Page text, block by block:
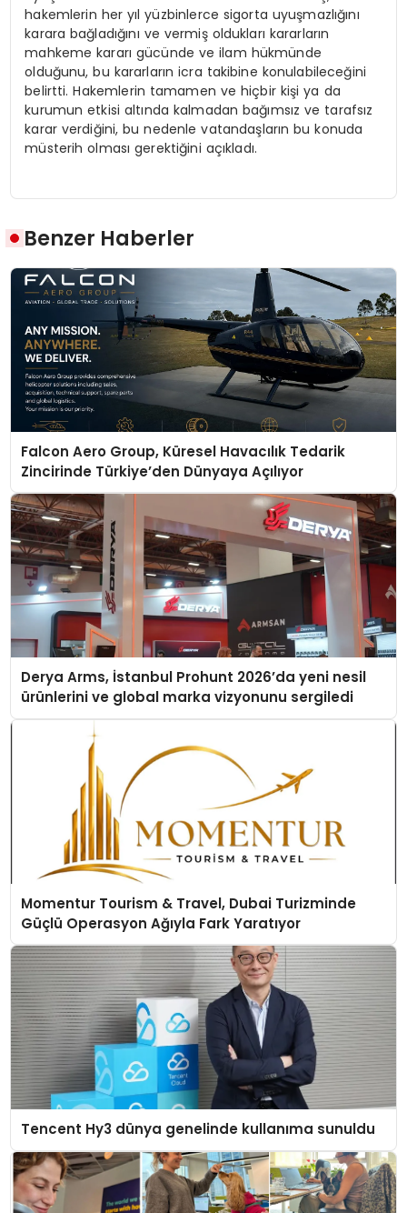
hakemlerin her yıl yüzbinlerce sigorta uyuşmazlığını
karara bağladığını ve vermiş oldukları kararların
mahkeme kararı gücünde ve ilam hükmünde
olduğunu, bu kararların icra takibine konulabileceğini
belirtti. Hakemlerin tamamen ve hiçbir kişi ya da
kurumun etkisi altında kalmadan bağımsız ve tarafsız
karar verdiğini, bu nedenle vatandaşların bu konuda
müsterih olması gerektiğini açıkladı.
Benzer Haberler
Falcon Aero Group, Küresel Havacılık Tedarik
Zincirinde Türkiye’den Dünyaya Açılıyor
Derya Arms, İstanbul Prohunt 2026’da yeni nesil
ürünlerini ve global marka vizyonunu sergiledi
Momentur Tourism & Travel, Dubai Turizminde
Güçlü Operasyon Ağıyla Fark Yaratıyor
Tencent Hy3 dünya genelinde kullanıma sunuldu